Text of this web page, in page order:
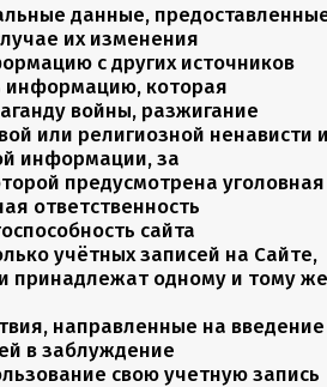
данные,
их изменения
с других источников
информацию, которая
войны, разжигание
или религиозной ненависти
информации, за
предусмотрена уголовная
ответственность
сайта
учётных записей на Сайте,
принадлежат одному и тому же
направленные на введение
в заблуждение
свою учетную запись